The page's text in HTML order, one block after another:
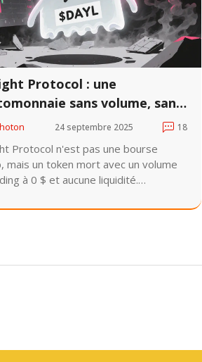
Protocol : une
sans volume, sans
et sans avenir
24 septembre 2025 18
Protocol n'est pas une bourse
mais un token mort avec un volume
à 0 $ et aucune liquidité.
et signes clairs d'arnaque :